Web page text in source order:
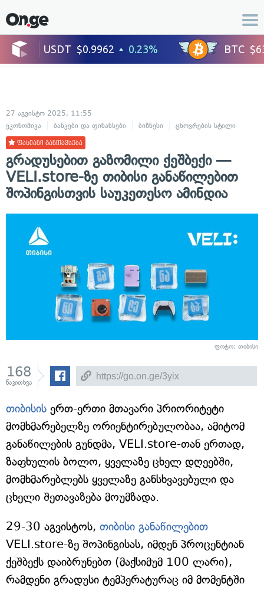
27 აგვისტო 2025, 11:55
ეკონომიკა
ბანკები და ფინანსები ბიზნესი ცხოვრების სტილი
ფასიანი განთავსება
გრადუსებით გაზომილი ქეშბექი —
VELI.store-ზე თიბისი განაწილებით
შოპინგისთვის საუკეთესო ამინდია
ფოტო: თიბისი
168
წაკითხვა
თიბისის ერთ-ერთი მთავარი პრიორიტეტი
მომხმარებელზე ორიენტირებულობაა, ამიტომ
განაწილების გუნდმა, VELI.store-თან ერთად,
ზაფხულის ბოლო, ყველაზე ცხელ დღეებში,
მომხმარებლებს ყველაზე განსხვავებული და
ცხელი შეთავაზება მოუმზადა.
29-30 აგვისტოს, თიბისი განაწილებით
VELI.store-ზე შოპინგისას, იმდენ პროცენტიან
ქეშბექს დაიბრუნებთ (მაქსიმუმ 100 ლარი),
რამდენი გრადუსი ტემპერატურაც იმ მომენტში